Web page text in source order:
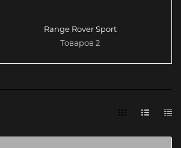
Range Rover Sport
Товаров 2